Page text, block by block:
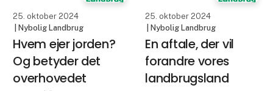
Progno
25. oktober 2024
| Nybolig Landbrug
Hvem ejer jorden?
Og betyder det
overhovedet
25. oktober 2024
| Nybolig Landbrug
En aftale, der vil
forandre vores
landbrugsland